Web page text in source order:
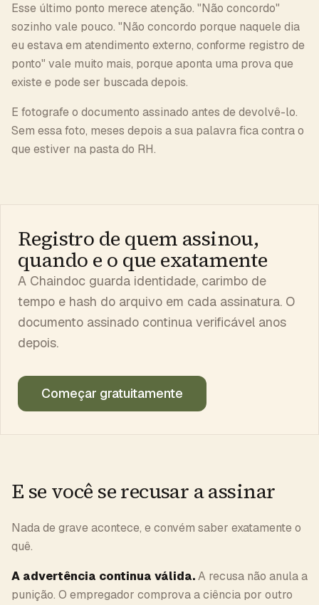
Esse último ponto merece atenção. "Não concordo"
sozinho vale pouco. "Não concordo porque naquele dia
eu estava em atendimento externo, conforme registro de
ponto" vale muito mais, porque aponta uma prova que
existe e pode ser buscada depois.
E fotografe o documento assinado antes de devolvê-lo.
Sem essa foto, meses depois a sua palavra fica contra o
que estiver na pasta do RH.
Registro de quem assinou,
quando e o que exatamente
A Chaindoc guarda identidade, carimbo de
tempo e hash do arquivo em cada assinatura. O
documento assinado continua verificável anos
depois.
Começar gratuitamente
E se você se recusar a assinar
Nada de grave acontece, e convém saber exatamente o
quê.
A advertência continua válida.A recusa não anula a
punição. O empregador comprova a ciência por outro